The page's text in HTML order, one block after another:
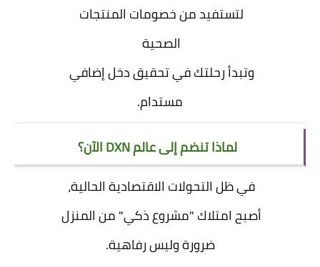
لتستفيد من خصومات المنتجات
الصحية
وتبدأ رحلتك في تحقيق دخل إضافي
مستدام.
لماذا تنضم إلى عالم DXN الآن؟
في ظل التحولات الاقتصادية الحالية،
أصبح امتلاك "مشروع ذكي" من المنزل
ضرورة وليس رفاهية.